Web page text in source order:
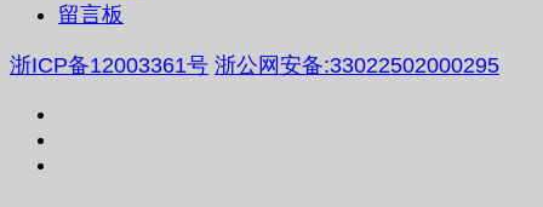
留言板
浙ICP备12003361号 浙公网安备:33022502000295